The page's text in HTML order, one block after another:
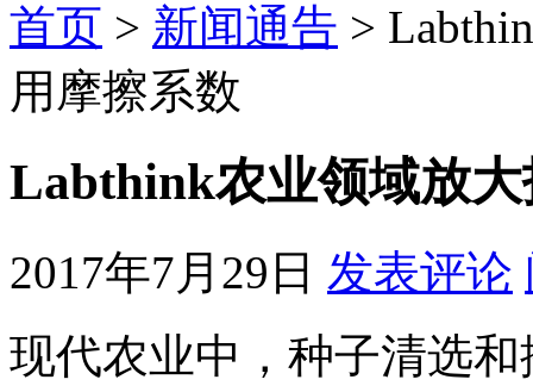
首页 > 新闻通告 >
用摩擦系数
Labthink农业领域放
2017年7月29日 发表评论
现代农业中，种子清选